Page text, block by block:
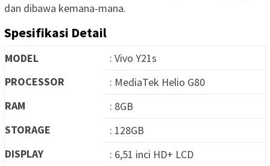
dan dibawa kemana-mana.
Spesifikasi Detail
MODEL
: Vivo Y21s
PROCESSOR
: MediaTek Helio G80
RAM
: 8GB
STORAGE
: 128GB
DISPLAY
: 6,51 inci HD+ LCD